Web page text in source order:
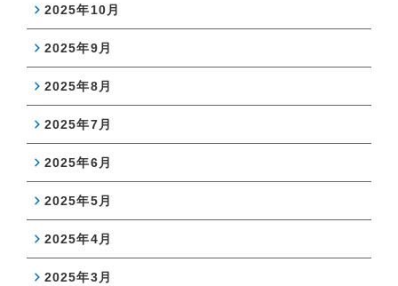
2025年10月
2025年9月
2025年8月
2025年7月
2025年6月
2025年5月
2025年4月
2025年3月